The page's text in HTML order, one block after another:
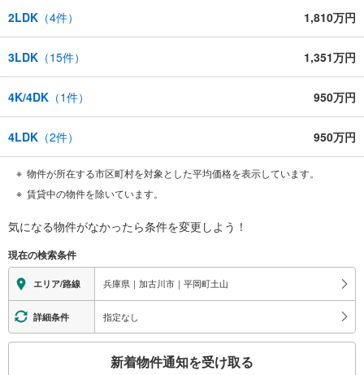
2LDK （4件） 1,810万円
3LDK （15件） 1,351万円
4K/4DK （1件） 950万円
4LDK （2件） 950万円
物件が所在する市区町村を対象とした平均価格を表示しています。
賃貸中の物件を除いています。
気になる物件がなかったら条件を変更しよう！
現在の検索条件
エリア/路線 兵庫県｜加古川市｜平岡町土山
詳細条件 指定なし
新着物件通知を受け取る